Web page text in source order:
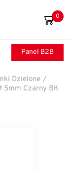
0
Panel B2B
Dzielone /
5mm Czarny BK